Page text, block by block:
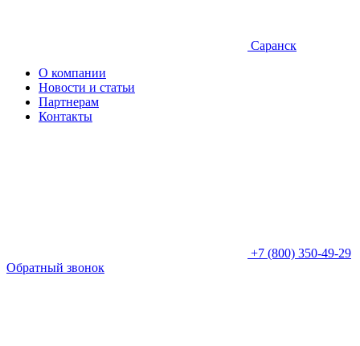
Саранск
О компании
Новости и статьи
Партнерам
Контакты
+7 (800) 350-49-29
Обратный звонок